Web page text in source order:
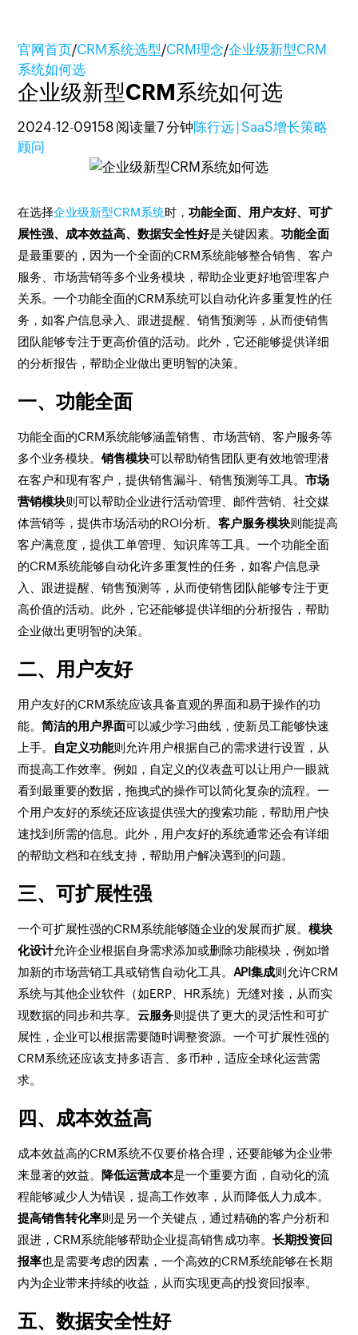
官网首页/CRM系统选型/CRM理念/企业级新型CRM
系统如何选
企业级新型CRM系统如何选
2024-12-09158 阅读量7 分钟陈行远 | SaaS增长策略
顾问
在选择企业级新型CRM系统时，功能全面、用户友好、可扩
展性强、成本效益高、数据安全性好是关键因素。功能全面
是最重要的，因为一个全面的CRM系统能够整合销售、客户
服务、市场营销等多个业务模块，帮助企业更好地管理客户
关系。一个功能全面的CRM系统可以自动化许多重复性的任
务，如客户信息录入、跟进提醒、销售预测等，从而使销售
团队能够专注于更高价值的活动。此外，它还能够提供详细
的分析报告，帮助企业做出更明智的决策。
一、功能全面
功能全面的CRM系统能够涵盖销售、市场营销、客户服务等
多个业务模块。销售模块可以帮助销售团队更有效地管理潜
在客户和现有客户，提供销售漏斗、销售预测等工具。市场
营销模块则可以帮助企业进行活动管理、邮件营销、社交媒
体营销等，提供市场活动的ROI分析。客户服务模块则能提高
客户满意度，提供工单管理、知识库等工具。一个功能全面
的CRM系统能够自动化许多重复性的任务，如客户信息录
入、跟进提醒、销售预测等，从而使销售团队能够专注于更
高价值的活动。此外，它还能够提供详细的分析报告，帮助
企业做出更明智的决策。
二、用户友好
用户友好的CRM系统应该具备直观的界面和易于操作的功
能。简洁的用户界面可以减少学习曲线，使新员工能够快速
上手。 自定义功能则允许用户根据自己的需求进行设置，从
而提高工作效率。例如，自定义的仪表盘可以让用户一眼就
看到最重要的数据，拖拽式的操作可以简化复杂的流程。一
个用户友好的系统还应该提供强大的搜索功能，帮助用户快
速找到所需的信息。此外，用户友好的系统通常还会有详细
的帮助文档和在线支持，帮助用户解决遇到的问题。
三、可扩展性强
一个可扩展性强的CRM系统能够随企业的发展而扩展。模块
化设计允许企业根据自身需求添加或删除功能模块，例如增
加新的市场营销工具或销售自动化工具。API集成则允许CRM
系统与其他企业软件（如ERP、HR系统）无缝对接，从而实
现数据的同步和共享。云服务则提供了更大的灵活性和可扩
展性，企业可以根据需要随时调整资源。一个可扩展性强的
CRM系统还应该支持多语言、多币种，适应全球化运营需
求。
四、成本效益高
成本效益高的CRM系统不仅要价格合理，还要能够为企业带
来显著的效益。 降低运营成本是一个重要方面，自动化的流
程能够减少人为错误，提高工作效率，从而降低人力成本。
提高销售转化率则是另一个关键点，通过精确的客户分析和
跟进，CRM系统能够帮助企业提高销售成功率。长期投资回
报率也是需要考虑的因素，一个高效的CRM系统能够在长期
内为企业带来持续的收益，从而实现更高的投资回报率。
五、数据安全性好